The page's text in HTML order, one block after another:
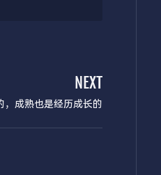
NEXT
，成熟也是经历成长的